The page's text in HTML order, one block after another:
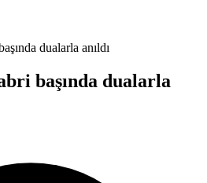
dualarla anıldı
başında dualarla